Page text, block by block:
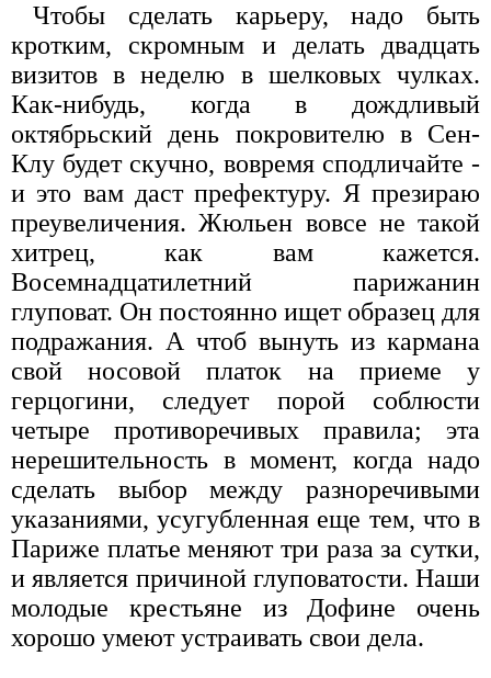
Чтобы сделать карьеру, надо быть
кротким, скромным и делать двадцать
визитов в неделю в шелковых чулках.
Как-нибудь, когда в дождливый
октябрьский день покровителю в Сен-
Клу будет скучно, вовремя сподличайте -
и это вам даст префектуру. Я презираю
преувеличения. Жюльен вовсе не такой
хитрец, как вам кажется.
Восемнадцатилетний парижанин
глуповат. Он постоянно ищет образец для
подражания. А чтоб вынуть из кармана
свой носовой платок на приеме у
герцогини, следует порой соблюсти
четыре противоречивых правила; эта
нерешительность в момент, когда надо
сделать выбор между разноречивыми
указаниями, усугубленная еще тем, что в
Париже платье меняют три раза за сутки,
и является причиной глуповатости. Наши
молодые крестьяне из Дофине очень
хорошо умеют устраивать свои дела.